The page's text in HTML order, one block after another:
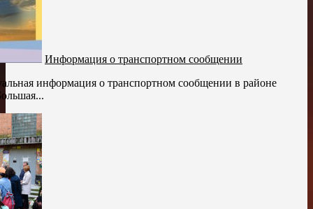
Информация о транспортном сообщении
информация о транспортном сообщении в районе